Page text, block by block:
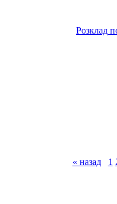
Розклад
« назад 1